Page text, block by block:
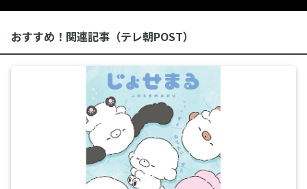
おすすめ！関連記事（テレ朝POST）